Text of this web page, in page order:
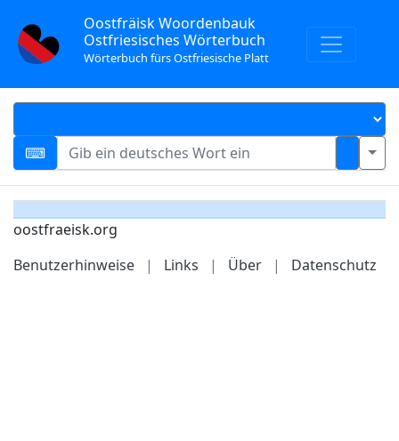
Oostfräisk Woordenbauk
Ostfriesisches Wörterbuch
Wörterbuch fürs Ostfriesische Platt
oostfraeisk.org
Benutzerhinweise
| Links | Über | Datenschutz